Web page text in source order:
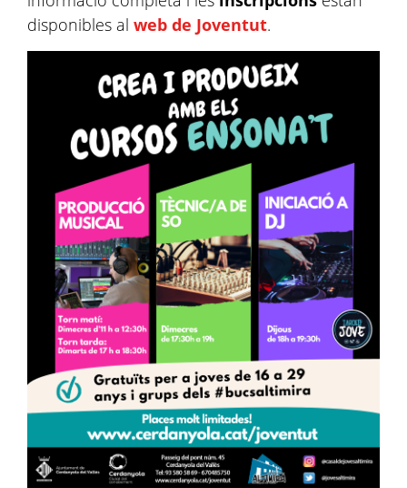
disponibles al web de Joventut.